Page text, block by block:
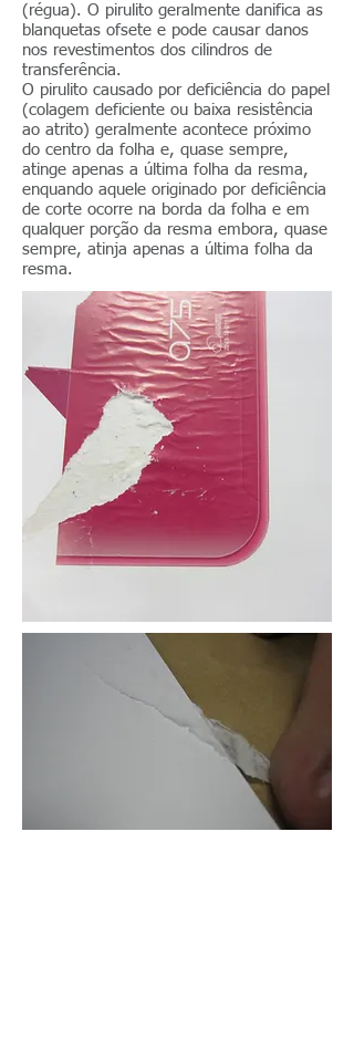
(régua). O pirulito geralmente danifica as
blanquetas ofsete e pode causar danos
nos revestimentos dos cilindros de
transferência.
O pirulito causado por deficiência do papel
(colagem deficiente ou baixa resistência
ao atrito) geralmente acontece próximo
do centro da folha e, quase sempre,
atinge apenas a última folha da resma,
enquando aquele originado por deficiência
de corte ocorre na borda da folha e em
qualquer porção da resma embora, quase
sempre, atinja apenas a última folha da
resma.